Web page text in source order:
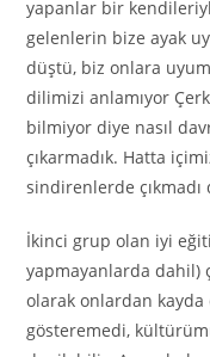
yapanlar bir
gelenlerin bize ayak
düştü, biz onlara
dilimizi anlamıyor
bilmiyor diye nasıl
çıkarmadık. Hatta
sindirenlerde çıkmadı
İkinci grup olan iyi
yapmayanlarda dahil)
olarak onlardan
gösteremedi,